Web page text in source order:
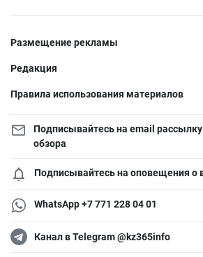
Размещение рекламы
Редакция
Правила использования материалов
Подписывайтесь на email
обзора
Подписывайтесь на оповещения о
WhatsApp +7 771 228 04 01
Канал в Telegram @kz365info